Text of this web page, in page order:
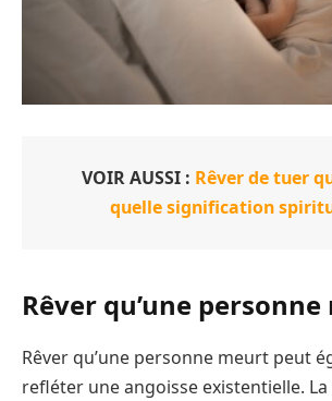
VOIR AUSSI : Rêver de tuer
quelle signification
Rêver qu’une
Rêver qu’une personne meurt peut
refléter une angoisse existentielle.